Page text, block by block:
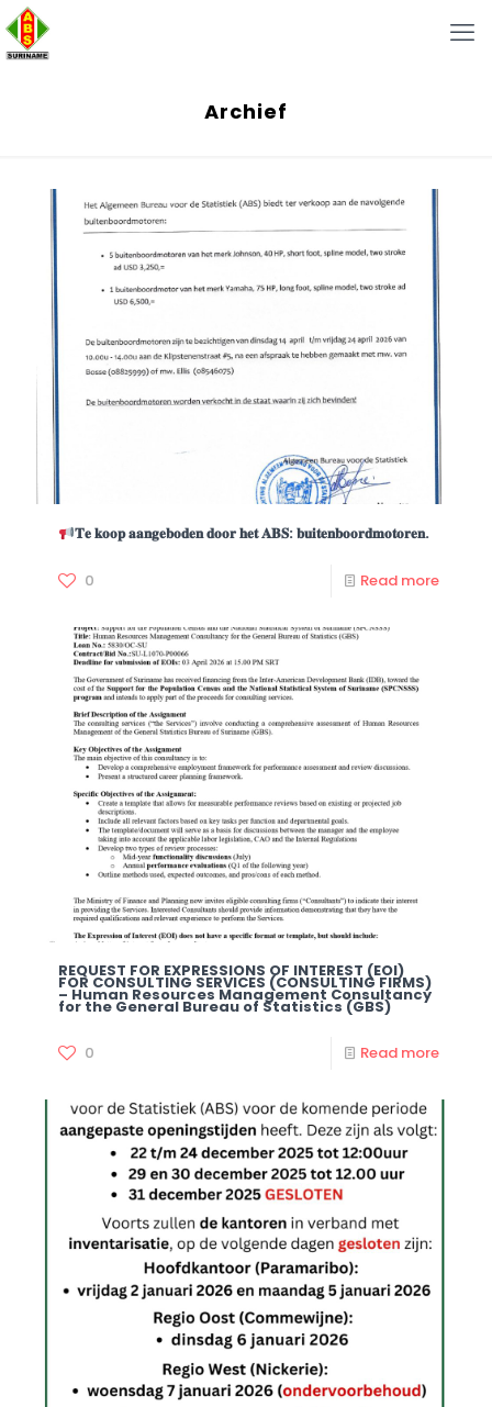
Archief
𝐓𝐞 𝐤𝐨𝐨𝐩 𝐚𝐚𝐧𝐠𝐞𝐛𝐨𝐝𝐞𝐧 𝐝𝐨𝐨𝐫 𝐡𝐞𝐭 𝐀𝐁𝐒: 𝐛𝐮𝐢𝐭𝐞𝐧𝐛𝐨𝐨𝐫𝐝𝐦𝐨𝐭𝐨𝐫𝐞𝐧.
0 Read more
REQUEST FOR EXPRESSIONS OF INTEREST (EOI)
FOR CONSULTING SERVICES (CONSULTING FIRMS)
– Human Resources Management Consultancy
for the General Bureau of Statistics (GBS)
0 Read more